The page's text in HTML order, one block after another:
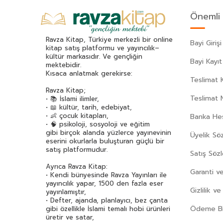
Alev Alatlı(45)
Alexandr Sergeyeviç Puşkin(49)
Alexandre Dumas (113)
Alfred Adler(62)
Ali Erkan Kavaklı
(32)
Ali Kuzu(42)
Alphonse Daudet(40)
Andre Gide(43)
Anita Ganeri(32)
Anonim(300)
Anton Çehov(163)
Arif Pamuk(45)
Aristoteles (Aristo)(89)
Arthur Schopenhauer(77)
Ravza Kitap, Türkiye merkezli bir online
kitap satış platformu ve yayıncılık–
kültür markasıdır. Ve gençliğin
mektebidir.
Kısaca anlatmak gerekirse:
Ravza Kitap;
• 📚 İslami ilimler,
• 📖 kültür, tarih, edebiyat,
• 👶 çocuk kitapları,
• 🧠 psikoloji, sosyoloji ve eğitim
gibi birçok alanda yüzlerce yayınevinin
eserini okurlarla buluşturan güçlü bir
satış platformudur.
Ayrıca Ravza Kitap:
• Kendi bünyesinde Ravza Yayınları ile
yayıncılık yapar, 1500 den fazla eser
yayınlamıştır,
• Defter, ajanda, planlayıcı, bez çanta
gibi özellikle İslami temalı hobi ürünleri
üretir ve satar,
Bayi Girişi
Bayi Kayıt
Teslimat
Teslimat
Banka
Üyelik
Satış
Garanti
Gizlilik
Ödeme